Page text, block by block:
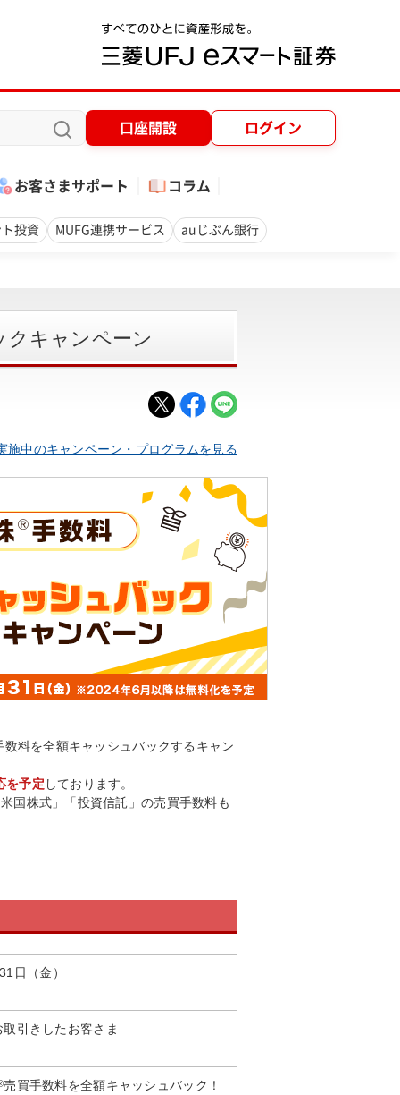
口座開設 ログイン
お客さまサポート コラム
投資 MUFG連携サービス auじぶん銀行
クキャンペーン
施中のキャンペーン・プログラムを見る
数料を全額キャッシュバックするキャン
を予定 しております。
国株式」「投資信託」の売買手数料も
日（金）
取引きしたお客さま
売買手数料を全額キャッシュバック！